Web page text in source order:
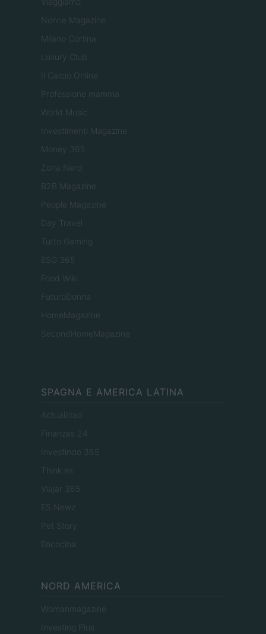
Nonne Magazine
Milano Cortina
Luxury Club
Il Calcio Online
Professione mamma
World Music
Investimenti Magazine
Money 365
Zona Nerd
B2B Magazine
People Magazine
Day Travel
Tutto Gaming
ESG 365
Food Wiki
FuturoDonna
HomeMagazine
SecondHomeMagazine
SPAGNA E AMERICA LATINA
Actualidad
Finanzas 24
Investindo 365
Think.es
Viajar 365
ES Newz
Pet Story
Encocina
NORD AMERICA
Womanmagazine
Investing Plus